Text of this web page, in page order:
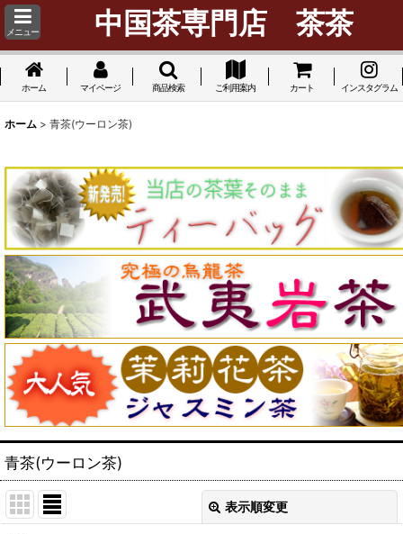
メニュー 中国茶専門店 茶茶
ホーム マイページ 商品検索 ご利用案内 カート インスタグラム
ホーム > 青茶(ウーロン茶)
青茶(ウーロン茶)
表示順変更